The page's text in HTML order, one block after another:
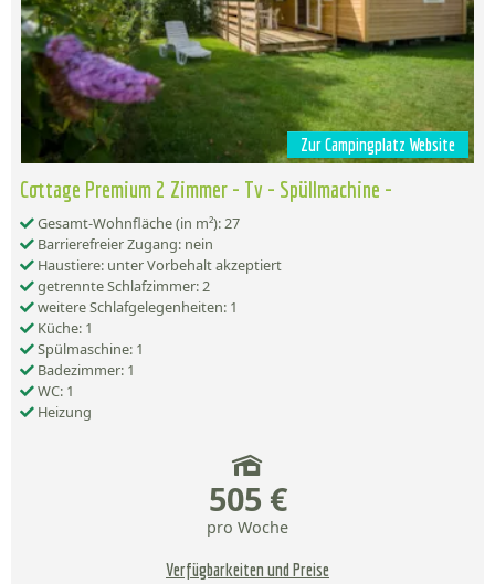
Zur Campingplatz Website
Cottage Premium 2 Zimmer - Tv - Spüllmachine -
Gesamt-Wohnfläche (in m²): 27
Barrierefreier Zugang: nein
Haustiere: unter Vorbehalt akzeptiert
getrennte Schlafzimmer: 2
weitere Schlafgelegenheiten: 1
Küche: 1
Spülmaschine: 1
Badezimmer: 1
WC: 1
Heizung
505 €
pro Woche
Verfügbarkeiten und Preise